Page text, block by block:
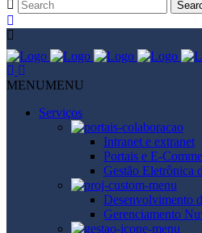
MENUMENU
Serviços
Intranet e extranet
Portais e E-
Gestão Eletrônica
Desenvolvimento
Gerenciamento